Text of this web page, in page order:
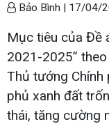
Bảo Bình | 17/04/
Mục tiêu của Đề
2021-2025”
Thủ tướng Chính
phủ xanh đất
thái, tăng cường